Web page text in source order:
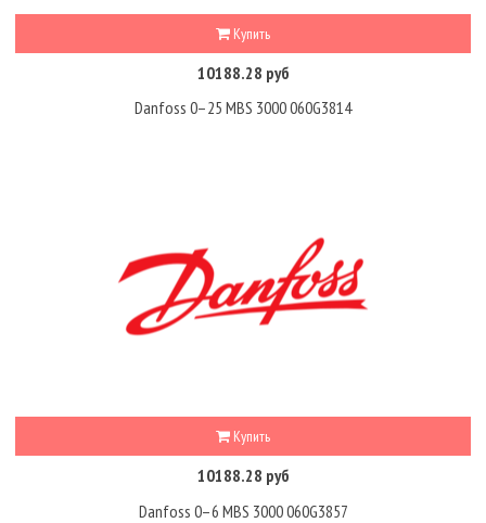
Купить
10188.28 руб
Danfoss 0–25 MBS 3000 060G3814
Купить
10188.28 руб
Danfoss 0–6 MBS 3000 060G3857